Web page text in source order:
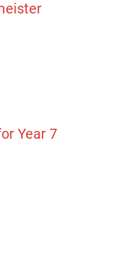
Year 7